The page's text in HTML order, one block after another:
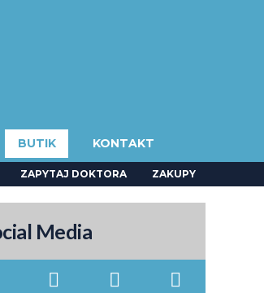
BUTIK KONTAKT
ZAPYTAJ DOKTORA ZAKUPY
Media